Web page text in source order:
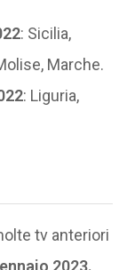
: Sicilia,
Marche.
: Liguria,
tv anteriori
2023.